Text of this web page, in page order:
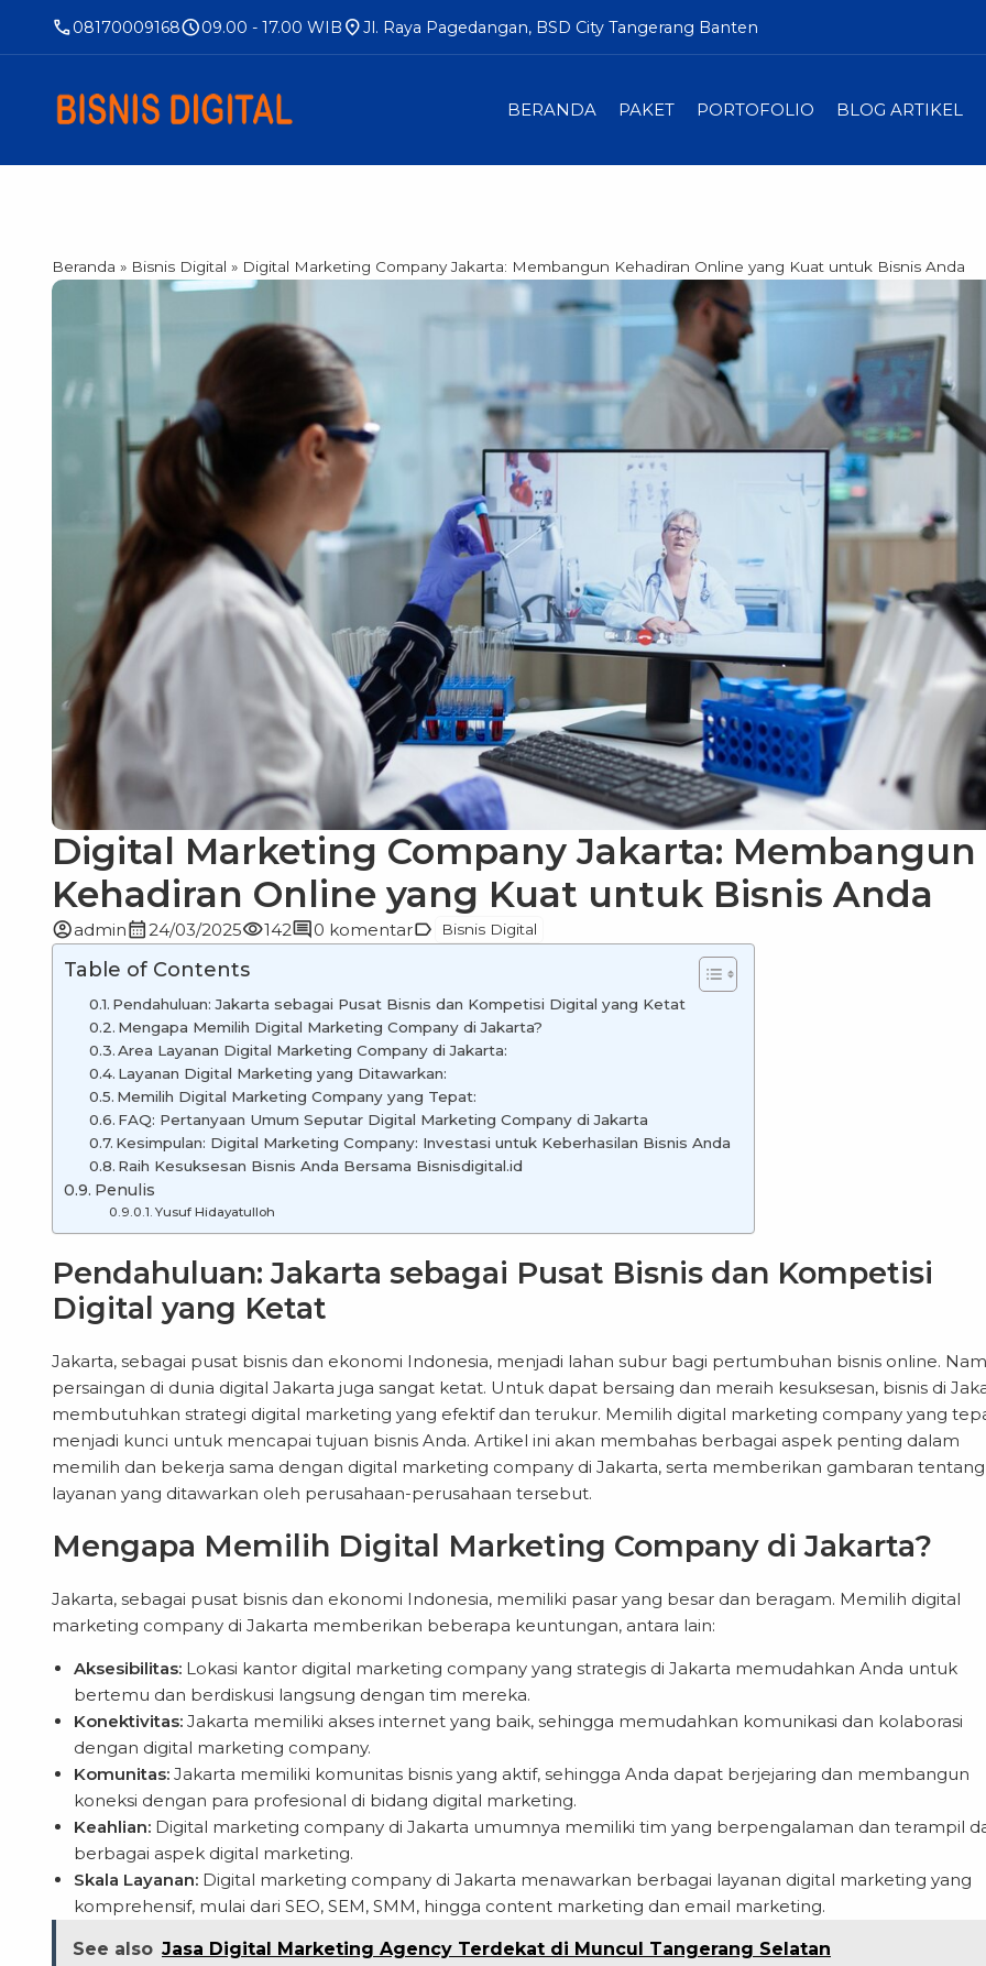
call08170009168schedule09.00 - 17.00 WIB location_onJl. Raya Pagedangan, BSD City Tangerang Banten
BERANDA PAKET PORTOFOLIO BLOG ARTIKEL
Beranda » Bisnis Digital » Digital Marketing Company Jakarta: Membangun Kehadiran Online yang Kuat untuk Bisnis Anda
Digital Marketing Company Jakarta: Membangun
Kehadiran Online yang Kuat untuk Bisnis Anda
account_circleadmincalendar_month24/03/2025visibility142comment0 komentarlabel Bisnis Digital
Table of Contents
Pendahuluan: Jakarta sebagai Pusat Bisnis dan Kompetisi Digital yang Ketat
Mengapa Memilih Digital Marketing Company di Jakarta?
Area Layanan Digital Marketing Company di Jakarta:
Layanan Digital Marketing yang Ditawarkan:
Memilih Digital Marketing Company yang Tepat:
FAQ: Pertanyaan Umum Seputar Digital Marketing Company di Jakarta
Kesimpulan: Digital Marketing Company: Investasi untuk Keberhasilan Bisnis Anda
Raih Kesuksesan Bisnis Anda Bersama Bisnisdigital.id
Penulis
Yusuf Hidayatulloh
Pendahuluan: Jakarta sebagai Pusat Bisnis dan Kompetisi
Digital yang Ketat
Jakarta, sebagai pusat bisnis dan ekonomi Indonesia, menjadi lahan subur bagi pertumbuhan bisnis online.
persaingan di dunia digital Jakarta juga sangat ketat. Untuk dapat bersaing dan meraih kesuksesan, bisnis di
membutuhkan strategi digital marketing yang efektif dan terukur. Memilih digital marketing company yang
menjadi kunci untuk mencapai tujuan bisnis Anda. Artikel ini akan membahas berbagai aspek penting dalam
memilih dan bekerja sama dengan digital marketing company di Jakarta, serta memberikan gambaran tentang
layanan yang ditawarkan oleh perusahaan-perusahaan tersebut.
Mengapa Memilih Digital Marketing Company di Jakarta?
Jakarta, sebagai pusat bisnis dan ekonomi Indonesia, memiliki pasar yang besar dan beragam. Memilih digital
marketing company di Jakarta memberikan beberapa keuntungan, antara lain:
Aksesibilitas: Lokasi kantor digital marketing company yang strategis di Jakarta memudahkan Anda untuk
bertemu dan berdiskusi langsung dengan tim mereka.
Konektivitas: Jakarta memiliki akses internet yang baik, sehingga memudahkan komunikasi dan kolaborasi
dengan digital marketing company.
Komunitas: Jakarta memiliki komunitas bisnis yang aktif, sehingga Anda dapat berjejaring dan membangun
koneksi dengan para profesional di bidang digital marketing.
Keahlian: Digital marketing company di Jakarta umumnya memiliki tim yang berpengalaman dan terampil
berbagai aspek digital marketing.
Skala Layanan: Digital marketing company di Jakarta menawarkan berbagai layanan digital marketing yang
komprehensif, mulai dari SEO, SEM, SMM, hingga content marketing dan email marketing.
See also Jasa Digital Marketing Agency Terdekat di Muncul Tangerang Selatan